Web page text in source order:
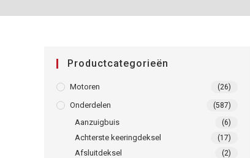
Productcategorieën
Motoren (26)
Onderdelen (587)
Aanzuigbuis (6)
Achterste keeringdeksel (17)
Afsluitdeksel (2)